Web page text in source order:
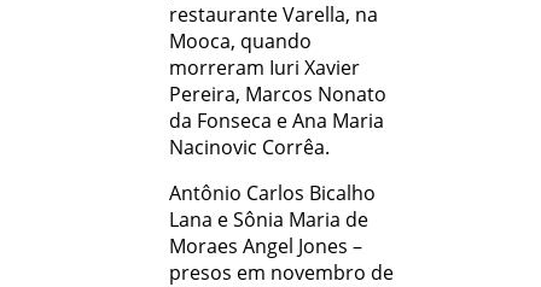
restaurante Varella, na
Mooca, quando
morreram Iuri Xavier
Pereira, Marcos Nonato
da Fonseca e Ana Maria
Nacinovic Corrêa.
Antônio Carlos Bicalho
Lana e Sônia Maria de
Moraes Angel Jones –
presos em novembro de